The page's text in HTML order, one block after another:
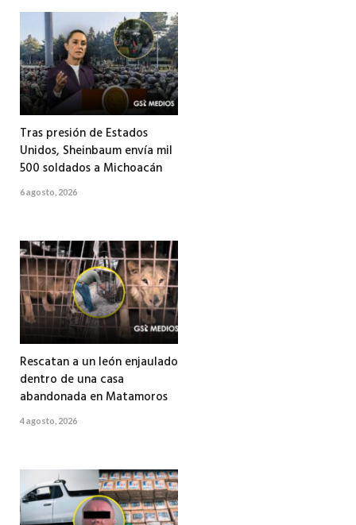
Tras presión de Estados
Unidos, Sheinbaum envía mil
500 soldados a Michoacán
6 agosto, 2026
Rescatan a un león enjaulado
dentro de una casa
abandonada en Matamoros
4 agosto, 2026